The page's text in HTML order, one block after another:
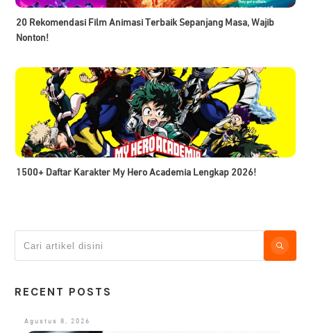
20 Rekomendasi Film Animasi Terbaik Sepanjang Masa, Wajib
Nonton!
1500+ Daftar Karakter My Hero Academia Lengkap 2026!
RECENT POSTS
Agustus 8, 2026